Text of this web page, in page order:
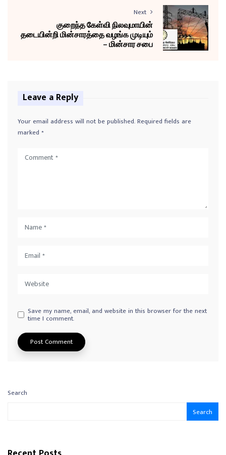
Next
குறைந்த கேள்வி நிலவுமாயின்
தடையின்றி மின்சாரத்தை வழங்க முடியும்
– மின்சார சபை
Leave a Reply
Your email address will not be published.Required fields are
marked *
Save my name, email, and website in this browser for the next
time I comment.
Search
Search